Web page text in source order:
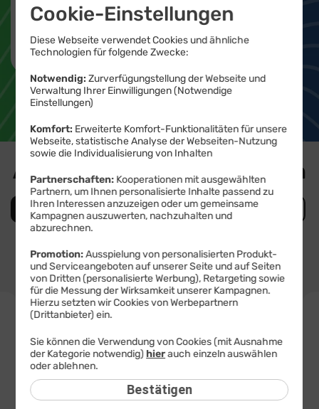
mit Allnet-Flat
Top Tarife.
Extra günstig.
Allnet-Flat Tarife auswählen
Allnet-Flat Daten-Tarife Kids-Tarif
20 GB
6,99 €
mtl.
40 GB
8,99 €
mtl.
12,99 €
mtl.
80 GB
16,99 €
mtl.
100 GB
20,99 €
mtl.
384
€
100
statt50MBit/s
3
10
GB
Allnet Flat
40 GB
Cookie-Einstellungen
Diese Webseite verwendet Cookies und ähnliche
Technologien für folgende Zwecke:
Notwendig: Zurverfügungstellung der Webseite und
Verwaltung Ihrer Einwilligungen (Notwendige
Einstellungen)
Komfort: Erweiterte Komfort-Funktionalitäten für unsere
Webseite, statistische Analyse der Webseiten-Nutzung
sowie die Individualisierung von Inhalten
Partnerschaften: Kooperationen mit ausgewählten
Partnern, um Ihnen personalisierte Inhalte passend zu
Ihren Interessen anzuzeigen oder um gemeinsame
Kampagnen auszuwerten, nachzuhalten und
abzurechnen.
Promotion:Ausspielung von personalisierten Produkt-
und Serviceangeboten auf unserer Seite und auf Seiten
von Dritten (personalisierte Werbung), Retargeting sowie
für die Messung der Wirksamkeit unserer Kampagnen.
Hierzu setzten wir Cookies von Werbepartnern
(Drittanbieter) ein.
Sie können die Verwendung von Cookies (mit Ausnahme
der Kategorie notwendig) hierauch einzeln auswählen
oder ablehnen.
Bestätigen